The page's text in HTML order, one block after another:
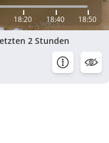
18:20 18:40 18:50
2 Stunden